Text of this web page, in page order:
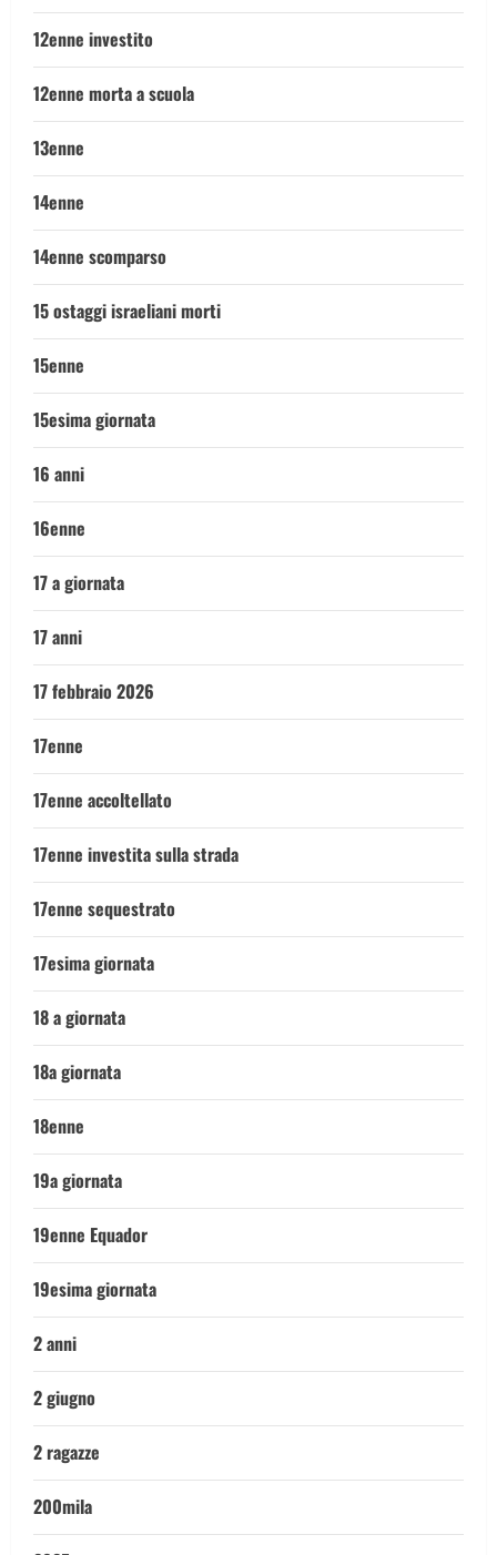
12enne investito
12enne morta a scuola
13enne
14enne
14enne scomparso
15 ostaggi israeliani morti
15enne
15esima giornata
16 anni
16enne
17 a giornata
17 anni
17 febbraio 2026
17enne
17enne accoltellato
17enne investita sulla strada
17enne sequestrato
17esima giornata
18 a giornata
18a giornata
18enne
19a giornata
19enne Equador
19esima giornata
2 anni
2 giugno
2 ragazze
200mila